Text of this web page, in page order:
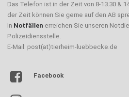
Das Telefon ist in der Zeit von 8-13.30 &
der Zeit können Sie gerne auf den AB
In Notfällen erreichen Sie unseren
Polizeidiensstelle.
E-Mail: post(at)tierheim-luebbecke.de
Facebook